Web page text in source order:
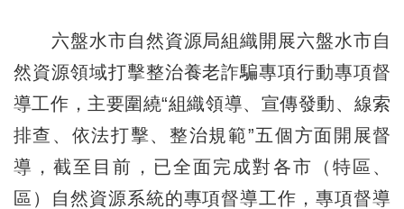
六盤水市自然資源局組織開展六盤水市自
然資源領域打擊整治養老詐騙專項行動專項督
導工作，主要圍繞“組織領導、宣傳發動、線索
排查、依法打擊、整治規範”五個方面開展督
導，截至目前，已全面完成對各市（特區、
區）自然資源系統的專項督導工作，專項督導